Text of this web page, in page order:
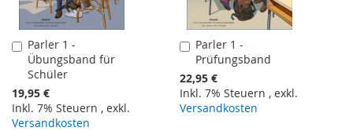
Parler 1 -
Übungsband für
Schüler
19,95 €
Inkl. 7% Steuern , exkl.
Versandkosten
In
den
Warenkorb
Parler 1 -
Prüfungsband
22,95 €
Inkl. 7% Steuern ,exkl.
Versandkosten
In
den
Warenkorb